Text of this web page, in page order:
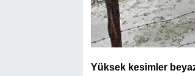
Yüksek kesimler